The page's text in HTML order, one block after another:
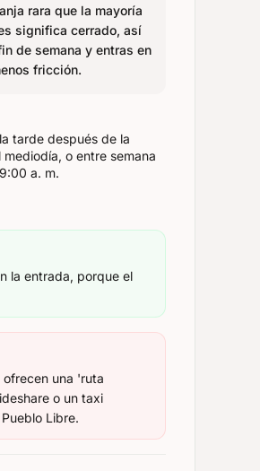
rara que la mayoría
significa cerrado, así
de semana y entras en
fricción.
tarde después de la
o entre semana
a. m.
la entrada, porque el
una 'ruta
o un taxi
Libre.